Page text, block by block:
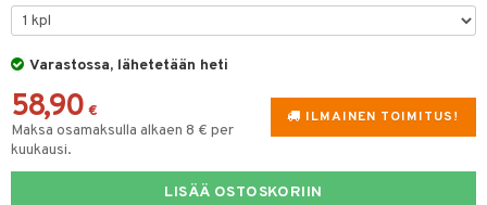
Varastossa, lähetetään heti
ILMAINEN TOIMITUS!
58,90 €
Maksa osamaksulla alkaen 8 € per
kuukausi.
LISÄÄ OSTOSKORIIN
Maustemyllyt
/ Outdoor
& Kulhot